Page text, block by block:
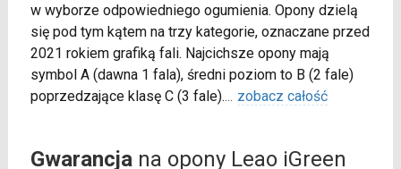
w wyborze odpowiedniego ogumienia. Opony dzielą
się pod tym kątem na trzy kategorie, oznaczane przed
2021 rokiem grafiką fali. Najcichsze opony mają
symbol A (dawna 1 fala), średni poziom to B (2 fale)
poprzedzające klasę C (3 fale).... zobacz całość
Gwarancjana opony Leao iGreen